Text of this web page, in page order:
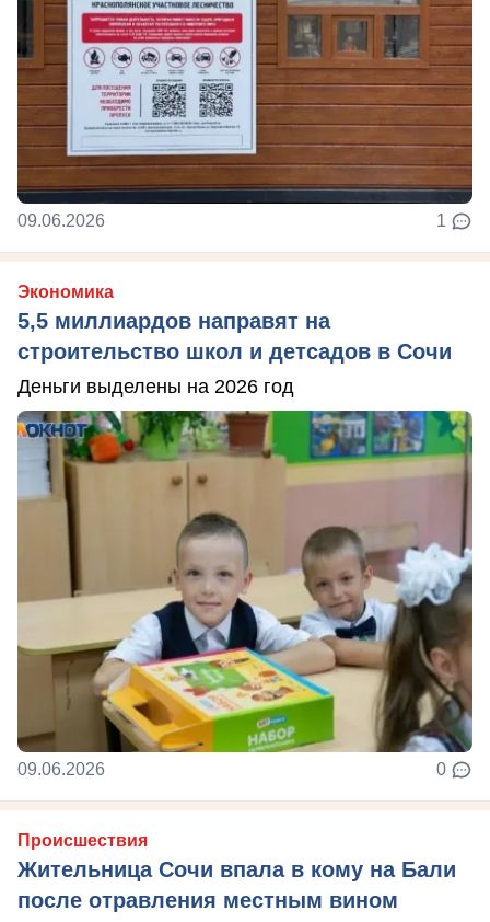
09.06.2026 1
Экономика
5,5 миллиардов направят на
строительство школ и детсадов в Сочи
Деньги выделены на 2026 год
09.06.2026 0
Происшествия
Жительница Сочи впала в кому на Бали
после отравления местным вином